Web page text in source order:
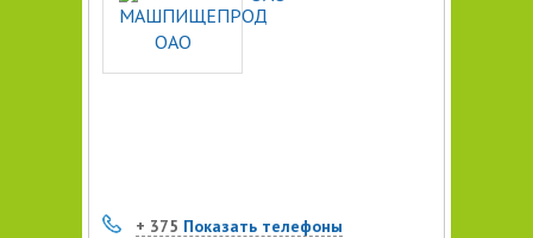
+ 375 Показать телефоны